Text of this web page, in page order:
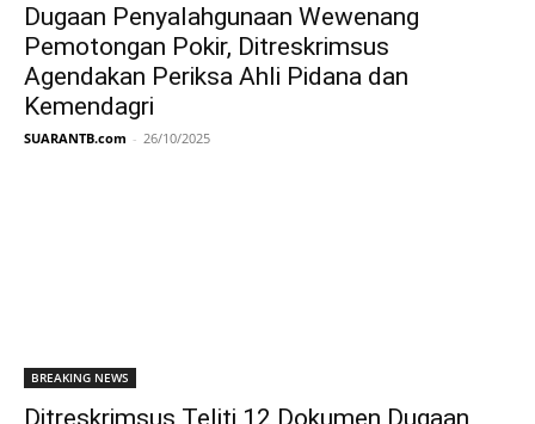
Dugaan Penyalahgunaan Wewenang
Pemotongan Pokir, Ditreskrimsus
Agendakan Periksa Ahli Pidana dan
Kemendagri
SUARANTB.com - 26/10/2025
BREAKING NEWS
Ditreskrimsus Teliti 12 Dokumen Dugaan